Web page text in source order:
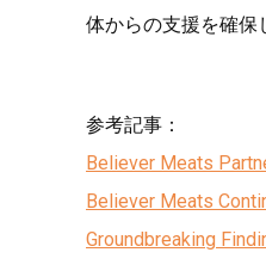
体からの支援を確保
参考記事：
Believer Meats
Believer Meats
Groundbreaking